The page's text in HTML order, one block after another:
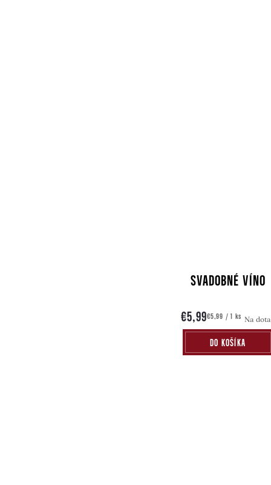
SVADOBNÉ VÍNO
€5,99Jednotková
cena:
€5,99 / 1 ks Na
DO KOŠÍKA